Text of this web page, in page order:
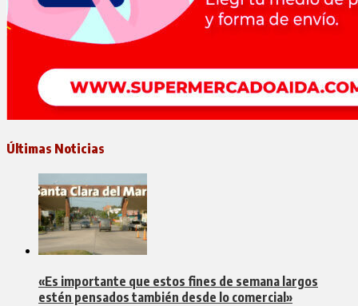
Últimas Noticias
«Es importante que estos fines de semana largos
estén pensados también desde lo comercial»